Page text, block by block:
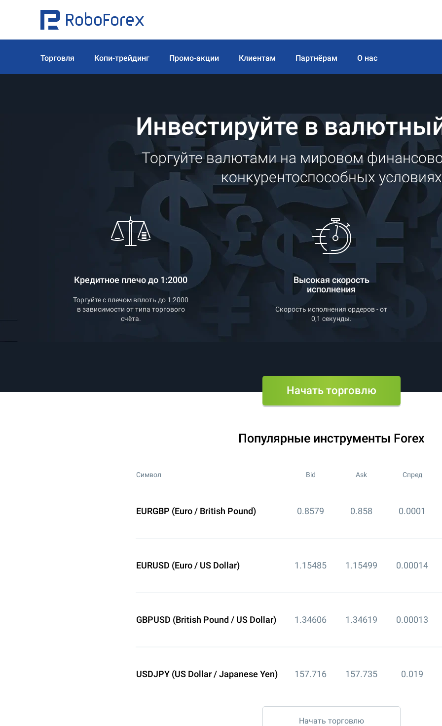
Торговля Копи-трейдинг Промо-акции Клиентам Партнёрам О нас
Инвестируйте в
Торгуйте валютами на мировом
конкурентоспособных условиях
Кредитное плечо до 1:2000
Торгуйте с плечом вплоть до 1:2000
в зависимости от типа торгового
счёта.
Высокая скорость
исполнения
Скорость исполнения ордеров - от
0,1 секунды.
Начать торговлю
Популярные инструменты Forex
Символ Bid Ask Спред
EURGBP (Euro / British Pound) 0.8579 0.858 0.0001
EURUSD (Euro / US Dollar) 1.15485 1.15499 0.00014
GBPUSD (British Pound / US Dollar) 1.34606 1.34619 0.00013
USDJPY (US Dollar / Japanese Yen) 157.716 157.735 0.019
Начать торговлю